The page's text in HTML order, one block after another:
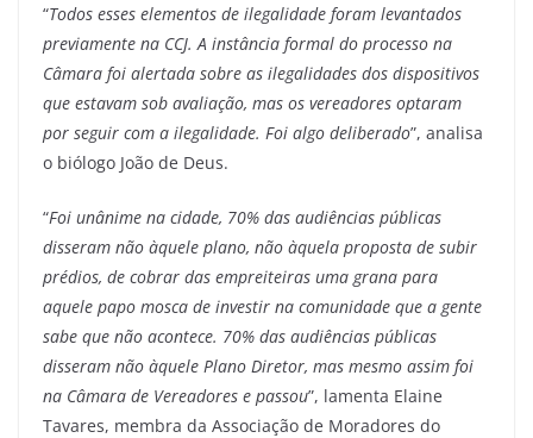
“Todos esses elementos de ilegalidade foram levantados
previamente na CCJ. A instância formal do processo na
Câmara foi alertada sobre as ilegalidades dos dispositivos
que estavam sob avaliação, mas os vereadores optaram
por seguir com a ilegalidade. Foi algo deliberado”, analisa
o biólogo João de Deus.
“Foi unânime na cidade, 70% das audiências públicas
disseram não àquele plano, não àquela proposta de subir
prédios, de cobrar das empreiteiras uma grana para
aquele papo mosca de investir na comunidade que a gente
sabe que não acontece. 70% das audiências públicas
disseram não àquele Plano Diretor, mas mesmo assim foi
na Câmara de Vereadores e passou”, lamenta Elaine
Tavares, membra da Associação de Moradores do